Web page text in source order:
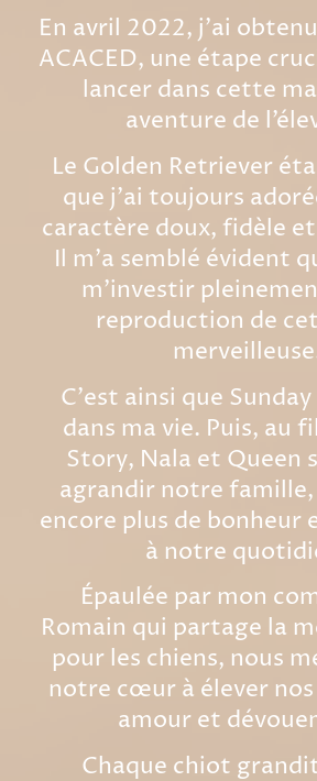
En avril 2022, j’ai
ACACED, une étape
lancer dans cette
aventure de
Le Golden Retriever
que j'ai toujours
caractère doux, fidèle
Il m'a semblé évident
m’investir
reproduction de
C'est ainsi que
dans ma vie. Puis, au
Story, Nala et Queen
agrandir notre
encore plus de bonheur
à notre
Épaulée par mon
Romain qui partage la
pour les chiens, nous
notre cœur à élever
amour et
Chaque chiot